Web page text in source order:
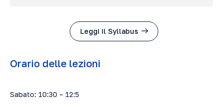
Leggi il Syllabus
Orario delle lezioni
Sabato: 10:30 – 12:5